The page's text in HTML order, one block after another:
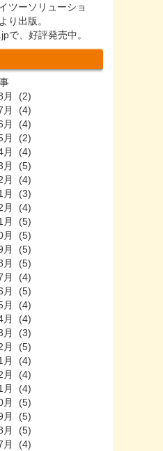
ツーソリューショ
り出版。
で、好評発売中。
月 (2)
月 (4)
月 (4)
月 (2)
月 (4)
月 (5)
月 (4)
月 (3)
月 (4)
月 (5)
月 (5)
月 (5)
月 (5)
月 (4)
月 (5)
月 (4)
月 (4)
月 (3)
月 (5)
月 (4)
月 (4)
月 (4)
月 (5)
月 (5)
月 (5)
月 (4)